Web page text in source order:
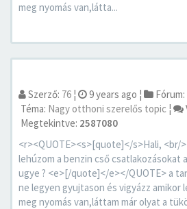
meg nyomás van,látta...
Szerző: 76 ¦ 9 years ago ¦ Fórum:
Téma: Nagy otthoni szerelős topic ¦
Megtekintve: 2587080
<r><QUOTE><s>[quote]</s>Hali, <br/
lehúzom a benzin cső csatlakozásokat
ugye ? <e>[/quote]</e></QUOTE> a
ne legyen gyujtason és vigyázz amikor
meg nyomás van,láttam már olyat a